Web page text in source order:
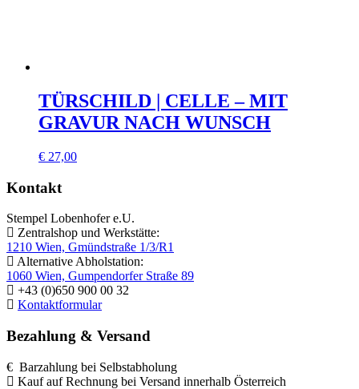
TÜRSCHILD | CELLE – MIT
GRAVUR NACH WUNSCH
€ 27,00
Kontakt
Stempel Lobenhofer e.U.
Zentralshop und Werkstätte:
1210 Wien, Gmündstraße 1/3/R1
Alternative Abholstation:
1060 Wien, Gumpendorfer Straße 89
+43 (0)650 900 00 32
Kontaktformular
Bezahlung & Versand
€ Barzahlung bei Selbstabholung
Kauf auf Rechnung bei Versand innerhalb Österreich